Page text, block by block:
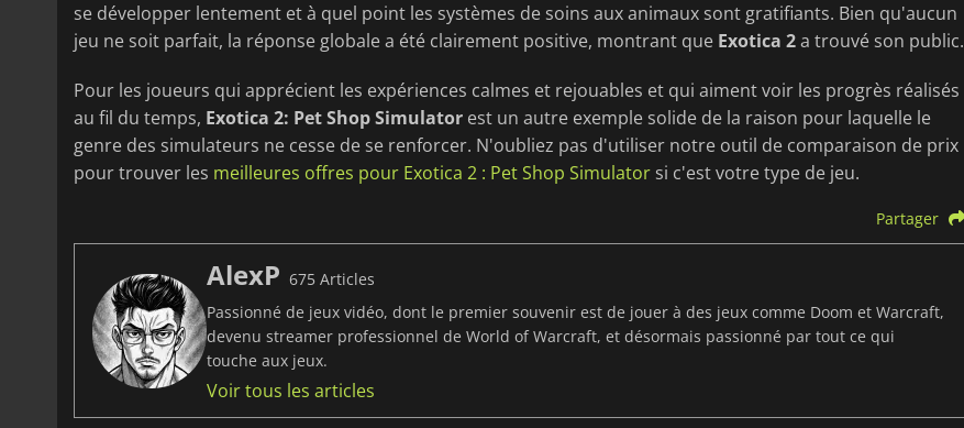
se développer lentement et à quel point les systèmes de soins aux animaux sont gratifiants. Bien qu'aucun
jeu ne soit parfait, la réponse globale a été clairement positive, montrant que Exotica 2a trouvé son public.
Pour les joueurs qui apprécient les expériences calmes et rejouables et qui aiment voir les progrès réalisés
au fil du temps, Exotica 2: Pet Shop Simulator est un autre exemple solide de la raison pour laquelle le
genre des simulateurs ne cesse de se renforcer. N'oubliez pas d'utiliser notre outil de comparaison de prix
pour trouver les meilleures offres pour Exotica 2 : Pet Shop Simulator si c'est votre type de jeu.
Partager
AlexP 675 Articles
Passionné de jeux vidéo, dont le premier souvenir est de jouer à des jeux comme Doom et Warcraft,
devenu streamer professionnel de World of Warcraft, et désormais passionné par tout ce qui
touche aux jeux.
Voir tous les articles